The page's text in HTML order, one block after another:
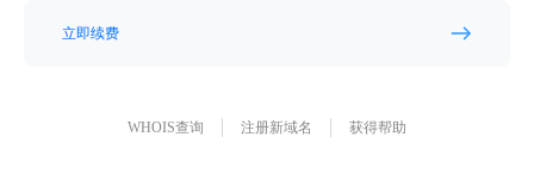
立即续费
WHOIS查询 注册新域名 获得帮助